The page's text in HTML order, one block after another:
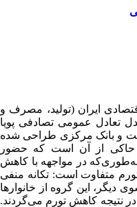
ایران (تولید، مصرف و
تعادل عمومی تصادفی پویا
نفت و بانک مرکزی طراحی شده
برآورد گردیده است. یافته‌ها حاکی از آن است که حضور
به‌طوری‌که در مواجهه با کاهش
متفاوت است: تکانه منفی
دیگر، این گروه از خانوارها
نتیجه کاهش تورم می‌گردند.